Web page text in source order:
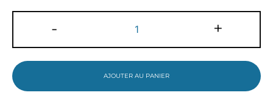
-
de
5e
–
+
AJOUTER AU PANIER